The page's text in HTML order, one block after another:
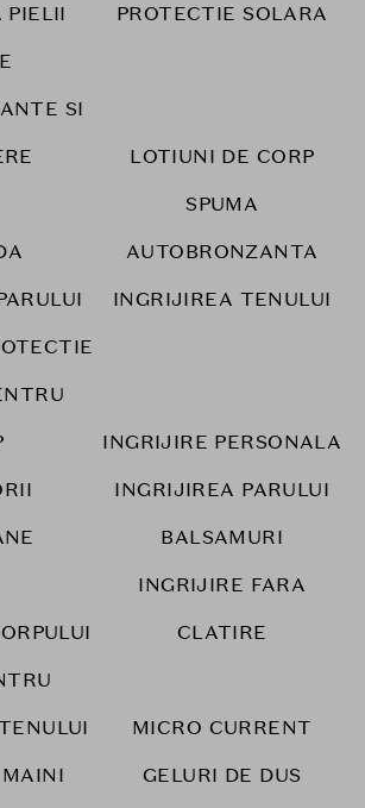
PIELII
PROTECTIE SOLARA
SI
LOTIUNI DE CORP
SPUMA
AUTOBRONZANTA
INGRIJIREA TENULUI
INGRIJIRE PERSONALA
INGRIJIREA PARULUI
BALSAMURI
INGRIJIRE FARA
CLATIRE
MICRO CURRENT
GELURI DE DUS